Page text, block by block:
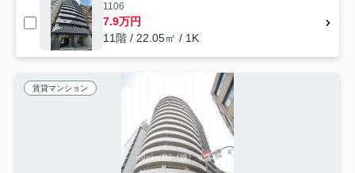
1106
7.9万円
11階 / 22.05㎡ / 1K
賃貸マンション